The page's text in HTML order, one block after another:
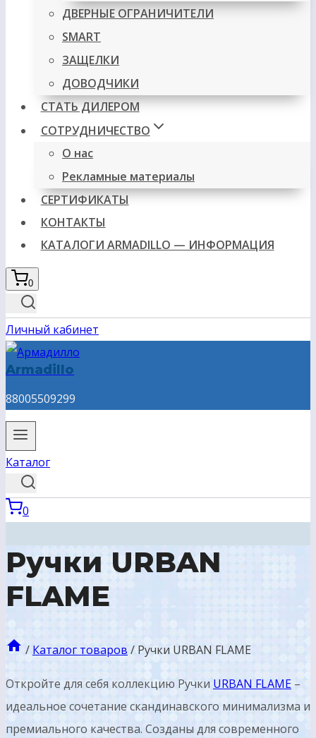
ДВЕРНЫЕ ОГРАНИЧИТЕЛИ
SMART
ЗАЩЕЛКИ
ДОВОДЧИКИ
СТАТЬ ДИЛЕРОМ
СОТРУДНИЧЕСТВО
О нас
Рекламные материалы
СЕРТИФИКАТЫ
КОНТАКТЫ
КАТАЛОГИ ARMADILLO — ИНФОРМАЦИЯ
0
Личный кабинет
Armadillo
88005509299
Каталог
0
Ручки URBAN
FLAME
/ Каталог товаров / Ручки URBAN FLAME
Откройте для себя коллекцию Ручки URBAN FLAME –
идеальное сочетание скандинавского минимализма и
премиального качества. Созданы для современного